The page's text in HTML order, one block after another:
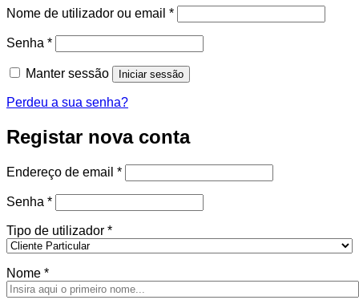
Nome de utilizador ou email *Obrigatório
Senha *Obrigatório
Manter sessão Iniciar sessão
Perdeu a sua senha?
Registar nova conta
Endereço de email *Obrigatório
Senha *Obrigatório
Tipo de utilizador *
Nome *